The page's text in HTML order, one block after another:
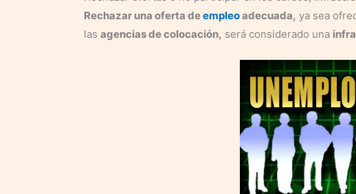
Rechazar una oferta deempleoadecuada, ya sea
las agencias de colocación, será considerado una